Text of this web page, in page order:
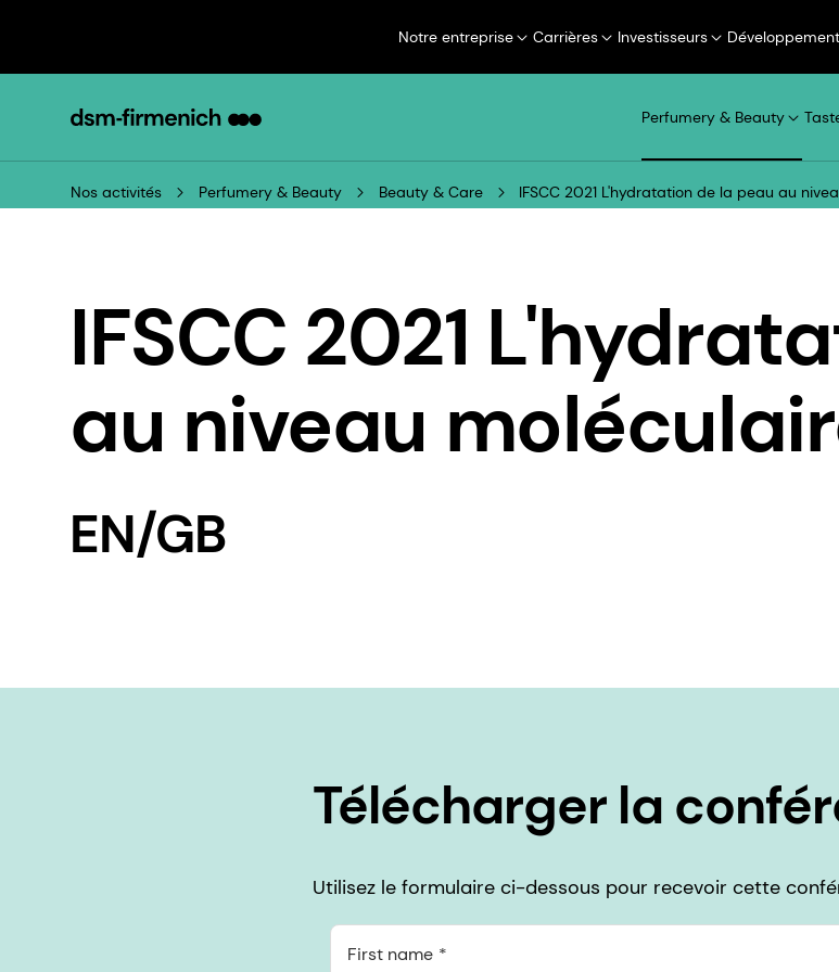
Notre entreprise Carrières Investisseurs
Perfumery & Beauty
Nos activités Perfumery & Beauty Beauty & Care IFSCC 2021 L'hydratation de la peau au
IFSCC 2021
au niveau
EN/GB
Télécharger la
Utilisez le formulaire ci-dessous pour recevoir cette
First name